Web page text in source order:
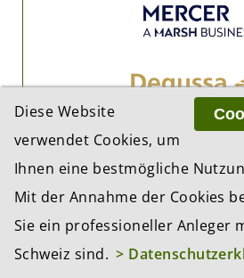
Diese Website
verwendet Cookies, um
Ihnen eine bestmögliche
Mit der Annahme der Cookies
Sie ein professioneller Anleger
Schweiz sind. >